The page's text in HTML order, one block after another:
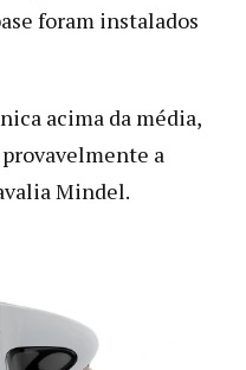
foram instalados
acima da média,
a
Mindel.